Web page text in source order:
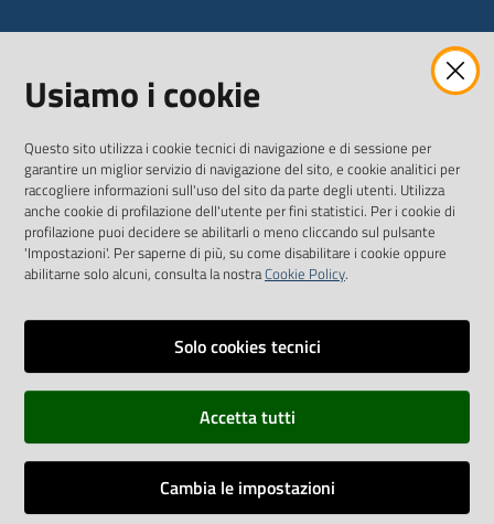
SEGUICI SU
TwitterFacebookYoutube
Vai alla pagina
Dichiarazione di accessibilità
Vecchio sito
Usiamo i cookie
Questo sito utilizza i cookie tecnici di navigazione e di sessione per
garantire un miglior servizio di navigazione del sito, e cookie analitici per
raccogliere informazioni sull'uso del sito da parte degli utenti. Utilizza
anche cookie di profilazione dell'utente per fini statistici. Per i cookie di
profilazione puoi decidere se abilitarli o meno cliccando sul pulsante
'Impostazioni'. Per saperne di più, su come disabilitare i cookie oppure
abilitarne solo alcuni, consulta la nostraCookie Policy.
Solo cookies tecnici
Accetta tutti
Cambia le impostazioni